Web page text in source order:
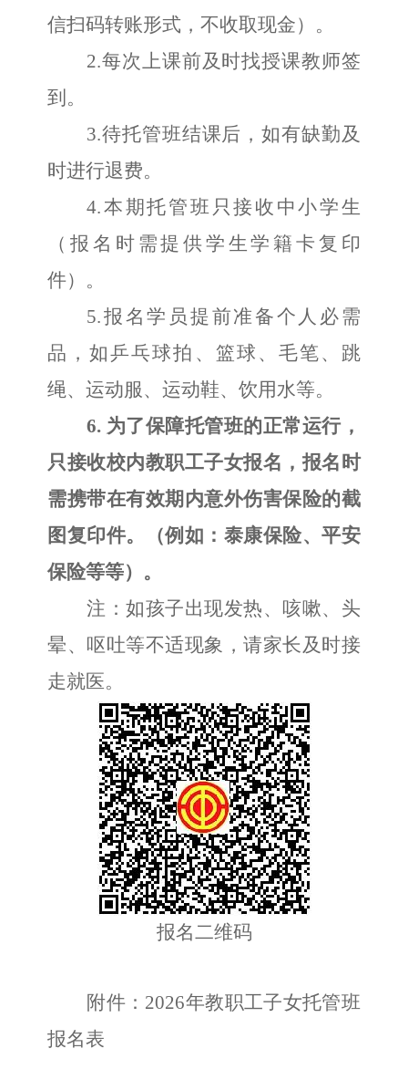
信扫码转账形式，不收取现金）。
2.每次上课前及时找授课教师签
到 。
3.待托管班结课后，如有缺勤及
时进行退费。
4.本期托管班只接收中小学生
（报名时需提供学生学籍卡复印
件） 。
5.报名学员 提前准备个人必需
品，如乒乓球拍、篮球、毛笔、跳
绳、运动服、运动鞋、饮用水等。
6. 为了保障托管班的正常运行，
只接收校内教职工子女报名 ， 报名时
需携带在有效期内意外伤害保险的截
图复印件。（例如：泰康保险、平安
保险等等）。
注：如孩子出现发热、咳嗽、头
晕、呕吐等不适现象，请家长及时接
走就医。
报名二维码
附件： 2026年教职工子女托管班
报名表